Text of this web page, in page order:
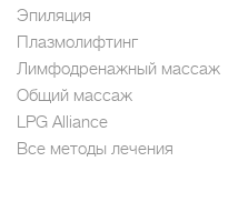
Эпиляция
Плазмолифтинг
Лимфодренажный массаж
Общий массаж
LPG Alliance
Все методы лечения